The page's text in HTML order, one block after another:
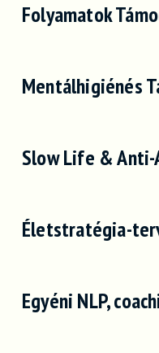
Folyamatok
Mentálhigiénés
Slow Life &
Életstratégia-
Egyéni NLP,